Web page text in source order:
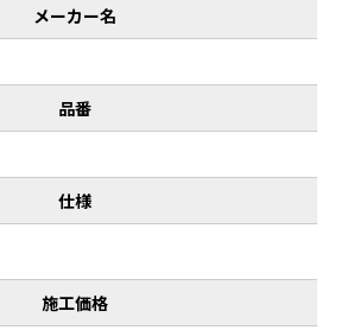
メーカー名
品番
仕様
施工価格